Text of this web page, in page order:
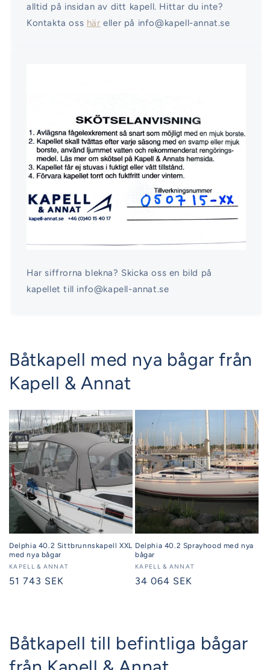
alltid på insidan av ditt kapell. Hittar du inte?
Kontakta oss här eller på info@kapell-annat.se
Har siffrorna blekna? Skicka oss en bild på
kapellet till info@kapell-annat.se
Båtkapell med nya bågar från
Kapell & Annat
Delphia 40.2 Sittbrunnskapell XXL
med nya bågar
Säljare:
KAPELL & ANNAT
Ordinarie
51 743 SEK
Delphia 40.2 Sprayhood med nya
bågar
Säljare:
KAPELL & ANNAT
Ordinarie
34 064 SEK
Båtkapell till befintliga bågar